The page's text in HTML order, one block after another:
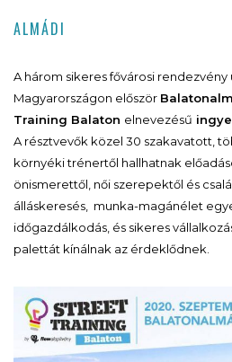
ALMÁDI
A három sikeres fővárosi rendezvény
Magyarországon először
Training Balaton elnevezésű
A résztvevők közel 30 szakavatott,
környéki trénertől hallhatnak
önismerettől, női szerepektől és
álláskeresés, munka-magánélet
időgazdálkodás, és sikeres
palettát kínálnak az érdeklődnek.